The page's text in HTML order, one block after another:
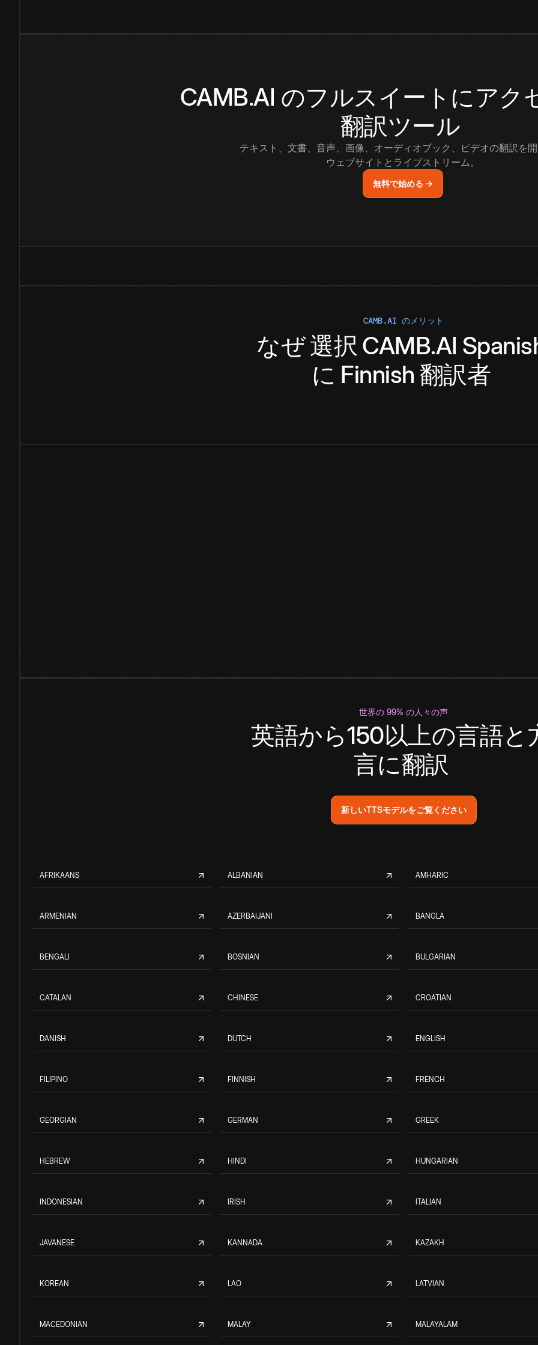
CAMB.AI のフルスイートにアク
翻訳ツール
テキスト、文書、音声、画像、オーディオブック、ビデオの翻訳を
ウェブサイトとライブストリーム。
無料で始める →
CAMB.AI のメリット
なぜ選択 CAMB.AI
に Finnish 翻訳者
世界の 99% の人々の声
英語から150以上の言語と
言に翻訳
新しいTTSモデルをご覧ください
AFRIKAANS ALBANIAN AMHARIC
ARMENIAN AZERBAIJANI BANGLA
BENGALI BOSNIAN BULGARIAN
CATALAN CHINESE CROATIAN
DANISH DUTCH ENGLISH
FILIPINO FINNISH FRENCH
GEORGIAN GERMAN GREEK
HEBREW HINDI HUNGARIAN
INDONESIAN IRISH ITALIAN
JAVANESE KANNADA KAZAKH
KOREAN LAO LATVIAN
MACEDONIAN MALAY MALAYALAM